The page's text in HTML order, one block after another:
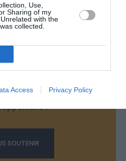
Use,
Sharing of my
with the
collected.
Access Privacy Policy
COMMENTAIRE
UN DON
participezà son
!
SOUTENIR